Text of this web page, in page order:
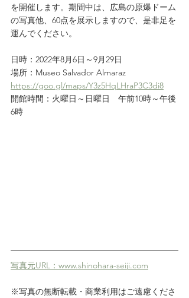
を開催します。期間中は、広島の原爆ドーム
の写真他、60点を展示しますので、是非足を
運んでください。
日時：2022年8月6日～9月29日
場所：Museo Salvador Almaraz
https://goo.gl/maps/Y3z5HqLHraP3C3di8
開館時間：火曜日～日曜日　午前10時～午後
6時
写真元URL：www.shinohara-seiji.com
※写真の無断転載・商業利用はご遠慮くださ